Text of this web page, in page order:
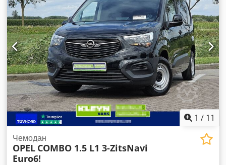
1 / 11
Чемодан
OPEL COMBO 1.5 L1 3-ZitsNavi
Euro6!